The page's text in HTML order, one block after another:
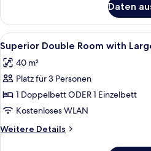
2
adults
2
children)
anzeigen
Family
Room
(
Type
B
2
2
children)
Daten
Alle
Fotos
für
Superior
Double
Room
with
Large
4
Superior Double Room with
40 m²
Platz für 3 Personen
1 Doppelbett ODER 1 Einzelbett
Kostenloses WLAN
Weitere Details
Weitere